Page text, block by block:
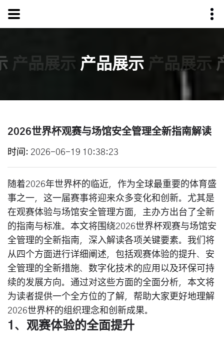
产品展示 产品展示 产品展示
2026世界杯观赛与场馆安全管理全新指南解读
时间 2026-06-19 10:38:23
随着2026年世界杯的临近，作为全球最重要的体育盛
事之一，这一届赛事将迎来众多变化和创新。尤其是
在观赛体验与场馆安全管理方面，主办方出台了全新
的指南与标准。本文将围绕2026世界杯观赛与场馆安
全管理的全新指南，深入解读各项关键要素。我们将
从四个方面进行详细阐述，包括观赛体验的提升、安
全管理的全新措施、数字化技术的应用以及环保可持
续的发展方向。通过对这些方面的全面分析，本文将
为读者提供一个全方位的了解，帮助大家更好地理解
2026世界杯的组织理念和创新成果。
1、观赛体验的全面提升